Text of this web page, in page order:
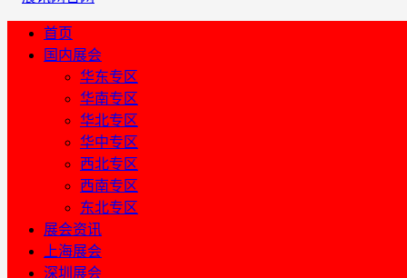
首页
国内展会
华东专区
华南专区
华北专区
华中专区
西北专区
西南专区
东北专区
展会资讯
上海展会
深圳展会